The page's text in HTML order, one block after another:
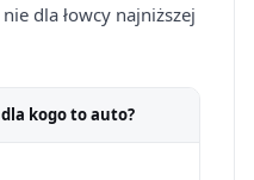
dla łowcy najniższej
kogo to auto?